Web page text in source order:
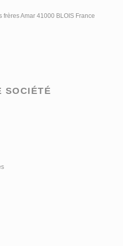
frères Amar 41000 BLOIS France
SOCIÉTÉ